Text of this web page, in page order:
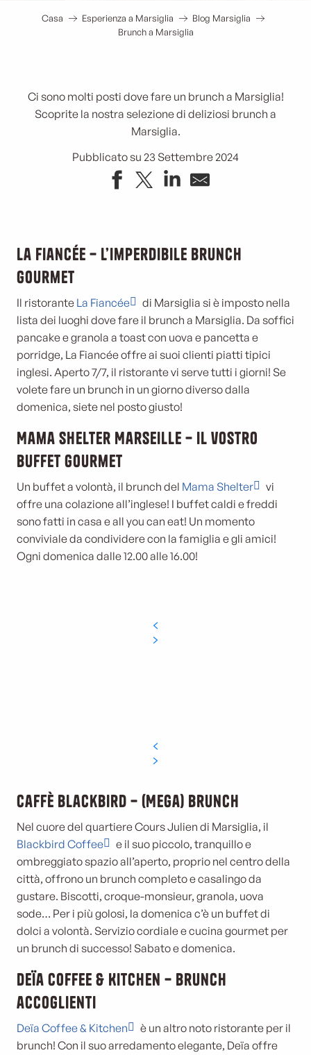
Casa Esperienza a Marsiglia
Blog Marsiglia
Brunch a Marsiglia
Ci sono molti posti dove fare un brunch a Marsiglia!
Scoprite la nostra selezione di deliziosi brunch a
Marsiglia.
Pubblicato su 23 Settembre 2024
La Fiancée – L’imperdibile brunch
gourmet
Il ristorante La Fiancée
di Marsiglia si è imposto nella
lista dei luoghi dove fare il brunch a Marsiglia. Da soffici
pancake e granola a toast con uova e pancetta e
porridge, La Fiancée offre ai suoi clienti piatti tipici
inglesi. Aperto 7/7, il ristorante vi serve tutti i giorni! Se
volete fare un brunch in un giorno diverso dalla
domenica, siete nel posto giusto!
Mama Shelter Marseille – Il vostro
buffet gourmet
Un buffet a volontà, il brunch del Mama Shelter
vi
offre una colazione all’inglese! I buffet caldi e freddi
sono fatti in casa e all you can eat! Un momento
conviviale da condividere con la famiglia e gli amici!
Ogni domenica dalle 12.00 alle 16.00!
Caffè Blackbird – (Mega) brunch
Nel cuore del quartiere Cours Julien di Marsiglia, il
Blackbird Coffee
e il suo piccolo, tranquillo e
ombreggiato spazio all’aperto, proprio nel centro della
città, offrono un brunch completo e casalingo da
gustare. Biscotti, croque-monsieur, granola, uova
sode… Per i più golosi, la domenica c’è un buffet di
dolci a volontà. Servizio cordiale e cucina gourmet per
un brunch di successo! Sabato e domenica.
Deïa Coffee & Kitchen – Brunch
accoglienti
Deïa Coffee & Kitchen
è un altro noto ristorante per il
brunch! Con il suo arredamento elegante, Deïa offre